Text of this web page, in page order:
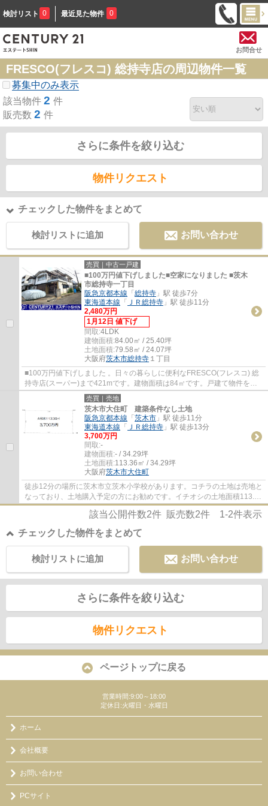
検討リスト 0 最近見た物件 0
お問合せ
FRESCO(フレスコ) 総持寺店の周辺物件一覧
募集中のみ表示
該当物件 2 件
販売数 2 件
さらに条件を絞り込む
物件リクエスト
チェックした物件をまとめて
検討リストに追加 お問い合わせ
売買｜中古一戸建
■100万円値下げしました■空家になりました ■茨木
市総持寺一丁目
阪急京都本線 「 総持寺 」駅 徒歩7分
東海道本線 「 ＪＲ総持寺 」駅 徒歩11分
2,480万円
1月12日 値下げ
間取:4LDK
建物面積:84.00㎡ / 25.40坪
土地面積:79.58㎡ / 24.07坪
大阪府茨木市総持寺 １丁目
■100万円値下げしました 。日々の暮らしに便利なFRESCO(フレスコ) 総
持寺店(スーパー)まで421mです。建物面積は84㎡です。戸建て物件をお
探しの方は、便利な価格からなる中古物件はい...
売買｜売地
茨木市大住町 建築条件なし土地
阪急京都本線 「 茨木市 」駅 徒歩11分
東海道本線 「 ＪＲ総持寺 」駅 徒歩13分
3,700万円
間取:-
建物面積:- / 34.29坪
土地面積:113.36㎡ / 34.29坪
大阪府茨木市大住町
徒歩12分の場所に茨木市立茨木小学校があります。コチラの土地は売地と
なっており、土地購入予定の方にお勧めです。イチオシの土地面積113.36
㎡(公簿)の土地です。センチュリー21 エス...
該当公開件数2件 販売数2件 1-2件表示
チェックした物件をまとめて
お問い合わせ
検討リストに追加
さらに条件を絞り込む
物件リクエスト
ページトップに戻る
営業時間:9:00～18:00
定休日:火曜日・水曜日
ホーム
会社概要
お問い合わせ
PCサイト